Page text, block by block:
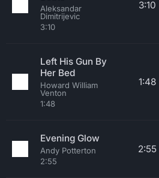
Aleksandar
Dimitrijevic
3:10
3:10
Left His Gun By
Her Bed
Howard William
Venton
1:48
1:48
Evening Glow
Andy Potterton
2:55
2:55